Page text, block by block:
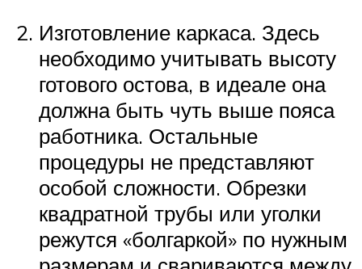
Изготовление каркаса. Здесь
необходимо учитывать высоту
готового остова, в идеале она
должна быть чуть выше пояса
работника. Остальные
процедуры не представляют
особой сложности. Обрезки
квадратной трубы или уголки
режутся «болгаркой» по нужным